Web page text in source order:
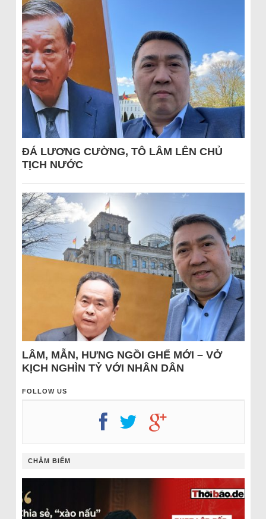
ĐÁ LƯƠNG CƯỜNG, TÔ LÂM LÊN CHỦ
TỊCH NƯỚC
LÂM, MẪN, HƯNG NGỒI GHẾ MỚI – VỞ
KỊCH NGHÌN TỶ VỚI NHÂN DÂN
FOLLOW US
CHÂM BIẾM